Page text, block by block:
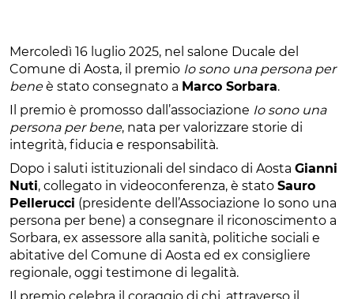
Mercoledì 16 luglio 2025, nel salone Ducale del
Comune di Aosta, il premio Io sono una persona per
beneè stato consegnato a Marco Sorbara.
Il premio è promosso dall’associazione Io sono una
persona per bene, nata per valorizzare storie di
integrità, fiducia e responsabilità.
Dopo i saluti istituzionali del sindaco di Aosta Gianni
Nuti, collegato in videoconferenza, è stato Sauro
Pellerucci (presidente dell’Associazione Io sono una
persona per bene) a consegnare il riconoscimento a
Sorbara, ex assessore alla sanità, politiche sociali e
abitative del Comune di Aosta ed ex consigliere
regionale, oggi testimone di legalità.